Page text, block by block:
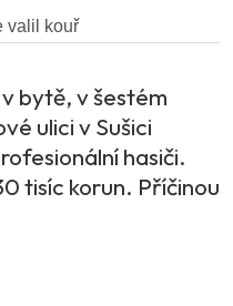
bytě, v šestém
ulici v Sušici
hasiči.
tisíc korun. Příčinou